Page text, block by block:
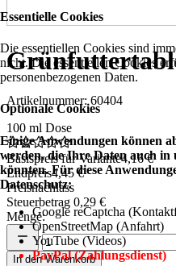
Artikelnummer: 60404
100 ml Dose
Basispreis für Variante4,16 €
Endpreis4,45 €
Preisnachlass
Steuerbetrag 0,29 €
Menge:
In den Warenkorb
Essentielle Cookies
Die essentiellen Cookies sind
nicht. Die essentiellen Cookies
personenbezogenen Daten.
Optionale Cookies
Einige Anwendungen können
werden, die Ihre Daten auch in
könnten. Für diese
Datenschutz:
Google reCaptcha
OpenStreetMap (Anfahrt)
YouTube (Videos)
PayPal (Zahlungsdienst)